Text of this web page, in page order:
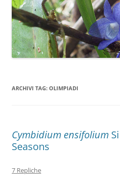
ARCHIVI TAG: OLIMPIADI
Cymbidium ensifolium
Seasons
7 Repliche